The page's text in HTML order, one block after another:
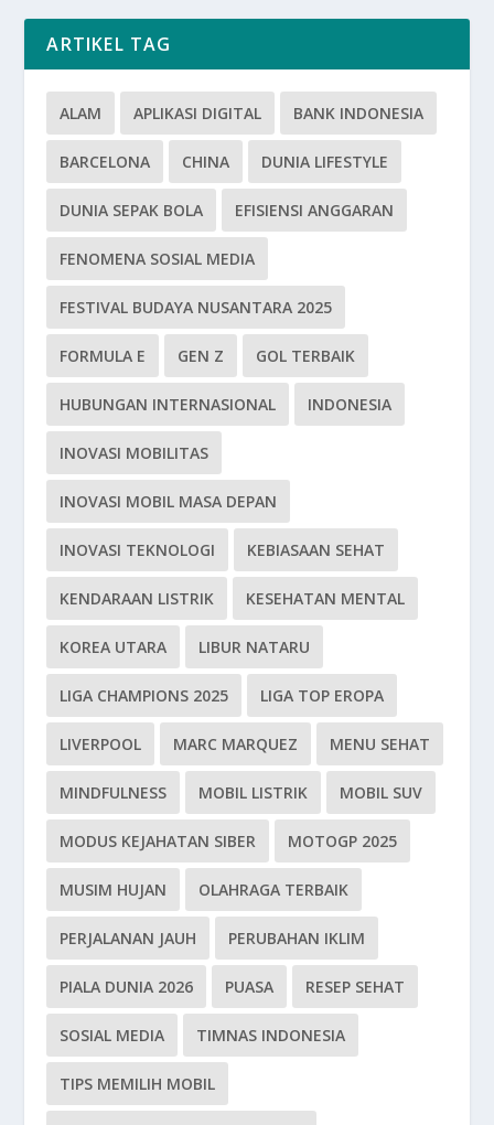
ARTIKEL TAG
ALAM APLIKASI DIGITAL BANK INDONESIA
BARCELONA CHINA DUNIA LIFESTYLE
DUNIA SEPAK BOLA EFISIENSI ANGGARAN
FENOMENA SOSIAL MEDIA
FESTIVAL BUDAYA NUSANTARA 2025
FORMULA E GEN Z GOL TERBAIK
HUBUNGAN INTERNASIONAL INDONESIA
INOVASI MOBILITAS
INOVASI MOBIL MASA DEPAN
INOVASI TEKNOLOGI KEBIASAAN SEHAT
KENDARAAN LISTRIK KESEHATAN MENTAL
KOREA UTARA LIBUR NATARU
LIGA CHAMPIONS 2025 LIGA TOP EROPA
LIVERPOOL MARC MARQUEZ MENU SEHAT
MINDFULNESS MOBIL LISTRIK MOBIL SUV
MODUS KEJAHATAN SIBER MOTOGP 2025
MUSIM HUJAN OLAHRAGA TERBAIK
PERJALANAN JAUH PERUBAHAN IKLIM
PIALA DUNIA 2026 PUASA RESEP SEHAT
SOSIAL MEDIA TIMNAS INDONESIA
TIPS MEMILIH MOBIL